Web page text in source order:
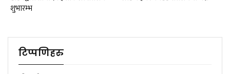
शुभारम्भ
टिप्पणिहरु